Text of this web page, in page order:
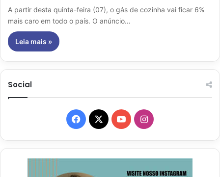
A partir desta quinta-feira (07), o gás de cozinha vai ficar 6%
mais caro em todo o país. O anúncio…
Leia mais »
Social
Facebook
X YouTubeInstagram